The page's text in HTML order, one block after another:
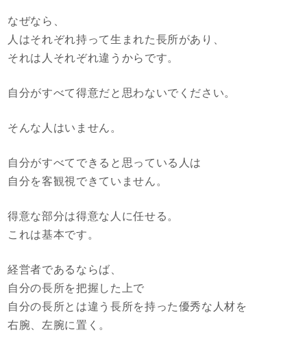
なぜなら、
人はそれぞれ持って生まれた長所があり、
それは人それぞれ違うからです。
自分がすべて得意だと思わないでください。
そんな人はいません。
自分がすべてできると思っている人は
自分を客観視できていません。
得意な部分は得意な人に任せる。
これは基本です。
経営者であるならば、
自分の長所を把握した上で
自分の長所とは違う長所を持った優秀な人材を
右腕、左腕に置く。